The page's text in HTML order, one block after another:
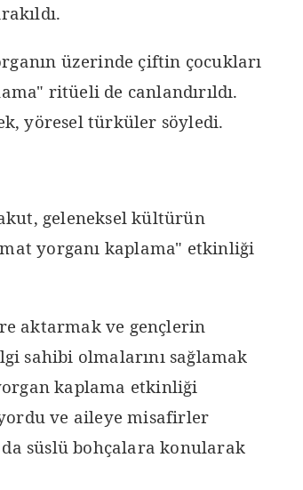
üzerinde çiftin çocukları
ritüeli de canlandırıldı.
yöresel türküler söyledi.
geleneksel kültürün
yorganı kaplama" etkinliği
aktarmak ve gençlerin
sahibi olmalarını sağlamak
kaplama etkinliği
ve aileye misafirler
süslü bohçalara konularak